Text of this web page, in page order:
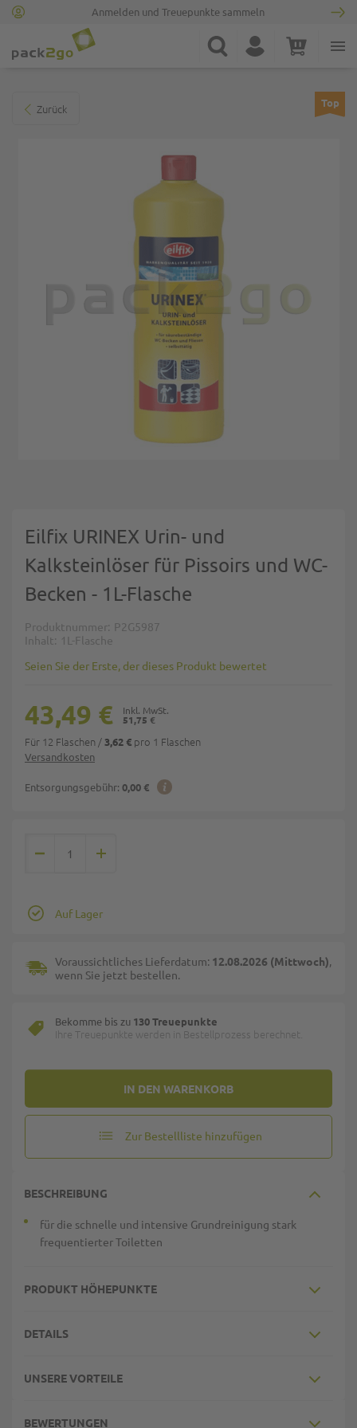
Anmelden und Treuepunkte sammeln
Suche Konto Warenkorb
Zurück Top
Eilfix URINEX Urin- und
Kalksteinlöser für Pissoirs und WC-
Becken - 1L-Flasche
Produktnummer P2G5987
Inhalt
1L-Flasche
Seien Sie der Erste, der dieses Produkt bewertet
Versandkosten
Entsorgungsgebühr: 0,00 €
51,75 €
43,49 €
Für 12 Flaschen /3,62 € pro 1 Flaschen
IN DEN WARENKORB
Auf Lager
Voraussichtliches Lieferdatum: 12.08.2026 (Mittwoch),
wenn Sie jetzt bestellen.
Bekomme bis zu 130 Treuepunkte
Ihre Treuepunkte werden in Bestellprozess berechnet.
Zur Bestellliste hinzufügen
BESCHREIBUNG
für die schnelle und intensive Grundreinigung stark
frequentierter Toiletten
PRODUKT HÖHEPUNKTE
DETAILS
UNSERE VORTEILE
BEWERTUNGEN